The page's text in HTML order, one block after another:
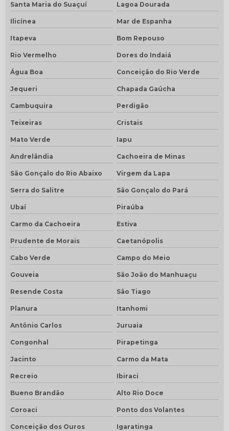
Santa Maria do Suaçuí Lagoa Dourada
Ilicínea Mar de Espanha
Itapeva Bom Repouso
Rio Vermelho Dores do Indaiá
Água Boa Conceição do Rio Verde
Jequeri Chapada Gaúcha
Cambuquira Perdigão
Teixeiras Cristais
Mato Verde Iapu
Andrelândia Cachoeira de Minas
São Gonçalo do Rio Abaixo Virgem da Lapa
Serra do Salitre São Gonçalo do Pará
Ubaí Piraúba
Carmo da Cachoeira Estiva
Prudente de Morais Caetanópolis
Cabo Verde Campo do Meio
Gouveia São João do Manhuaçu
Resende Costa São Tiago
Planura Itanhomi
Antônio Carlos Juruaia
Congonhal Pirapetinga
Jacinto Carmo da Mata
Recreio Ibiraci
Bueno Brandão Alto Rio Doce
Coroaci Ponto dos Volantes
Conceição dos Ouros Igaratinga